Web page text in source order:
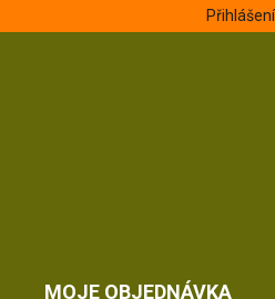
Přihlášení
MOJE OBJEDNÁVKA